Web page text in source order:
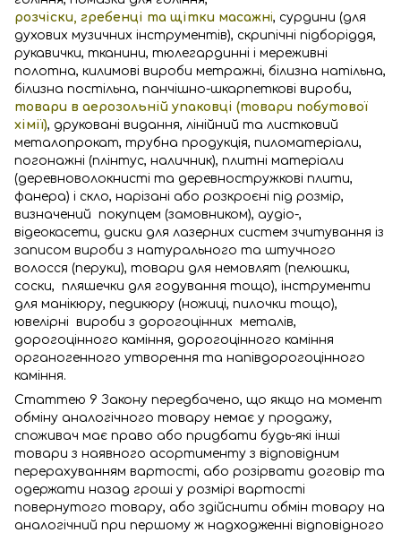
розчіски, гребенці та щітки масажні, сурдини (для
духових музичних інструментів), скрипічні підборіддя,
рукавички, тканини, тюлегардинні і мереживні
полотна, килимові вироби метражні, білизна натільна,
білизна постільна, панчішно-шкарпеткові вироби,
товари в аерозольній упаковці (товари побутової
хімії), друковані видання, лінійний та листковий
металопрокат, трубна продукція, пиломатеріали,
погонажні (плінтус, наличник), плитні матеріали
(деревноволокнисті та деревностружкові плити,
фанера) і скло, нарізані або розкроєні під розмір,
визначений покупцем (замовником), аудіо-,
відеокасети, диски для лазерних систем зчитування із
записом вироби з натурального та штучного
волосся (перуки), товари для немовлят (пелюшки,
соски, пляшечки для годування тощо), інструменти
для манікюру, педикюру (ножиці, пилочки тощо),
ювелірні вироби з дорогоцінних металів,
дорогоцінного каміння, дорогоцінного каміння
органогенного утворення та напівдорогоцінного
каміння.
Статтею 9 Закону передбачено, що якщо на момент
обміну аналогічного товару немає у продажу,
споживач має право або придбати будь-які інші
товари з наявного асортименту з відповідним
перерахуванням вартості, або розірвати договір та
одержати назад гроші у розмірі вартості
повернутого товару, або здійснити обмін товару на
аналогічний при першому ж надходженні відповідного